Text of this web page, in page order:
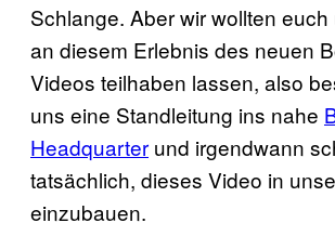
Schlange. Aber wir wollten
an diesem Erlebnis des neuen
Videos teilhaben lassen, also
uns eine Standleitung ins nahe
Headquarter und irgendwann
tatsächlich, dieses Video in
einzubauen.